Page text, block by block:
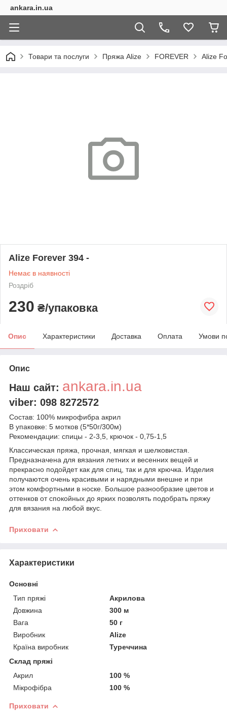
ankara.in.ua
Товари та послуги Пряжа Alize FOREVER Alize
Alize Forever 394 -
Немає в наявності
Роздріб
230 ₴/упаковка
Опис Характеристики Доставка Оплата Умови
Опис
Наш сайт: ankara.in.ua
viber: 098 8272572
Состав: 100% микрофибра акрил
В упаковке: 5 мотков (5*50г/300м)
Рекомендации: спицы - 2-3,5, крючок - 0,75-1,5
Классическая пряжа, прочная, мягкая и шелковистая.
Предназначена для вязания летних и весенних вещей и
прекрасно подойдет как для спиц, так и для крючка. Изделия
получаются очень красивыми и нарядными внешне и при
этом комфортными в носке. Большое разнообразие цветов и
оттенков от спокойных до ярких позволять подобрать пряжу
для вязания на любой вкус.
Приховати
Характеристики
Основні
Тип пряжі
Акрилова
Довжина
300 м
Вага
50 г
Виробник
Alize
Країна виробник
Туреччина
Склад пряжі
Акрил
100 %
Мікрофібра
100 %
Приховати